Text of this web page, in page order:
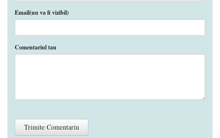
Email(nu va fi vizibil)
Comentariul tau